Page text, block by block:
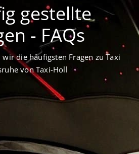
gestellte
- FAQs
die häufigsten Fragen zu Taxi
von Taxi-Holl